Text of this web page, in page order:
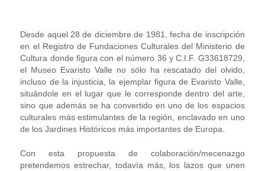
Desde aquel 28 de diciembre de 1981, fecha de inscripción
en el Registro de Fundaciones Culturales del Ministerio de
Cultura donde figura con el número 36 y C.I.F. G33618729,
el Museo Evaristo Valle no sólo ha rescatado del olvido,
incluso de la injusticia, la ejemplar figura de Evaristo Valle,
situándole en el lugar que le corresponde dentro del arte,
sino que además se ha convertido en uno de los espacios
culturales más estimulantes de la región, enclavado en uno
de los Jardines Históricos más importantes de Europa.
Con esta propuesta de colaboración/mecenazgo
pretendemos estrechar, todavía más, los lazos que unen